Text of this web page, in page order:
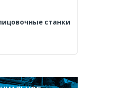
станки